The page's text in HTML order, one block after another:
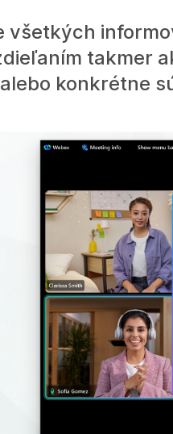
všetkých
takmer
konkrétne